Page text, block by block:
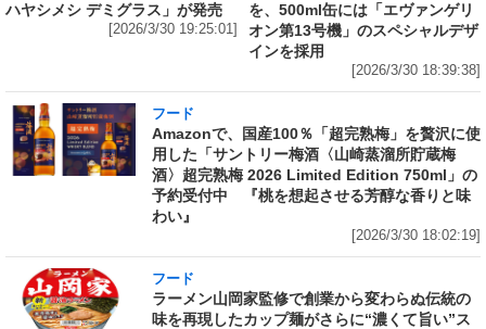
ハヤシメシ デミグラス」が発売
[2026/3/30 19:25:01]
を、500ml缶には「エヴァンゲリ
オン第13号機」のスペシャルデザ
インを採用
[2026/3/30 18:39:38]
フード
Amazonで、国産100％「超完熟梅」を贅沢に使
用した「サントリー梅酒〈山崎蒸溜所貯蔵梅
酒〉超完熟梅 2026 Limited Edition 750ml」の
予約受付中 『桃を想起させる芳醇な香りと味
わい』
[2026/3/30 18:02:19]
フード
ラーメン山岡家監修で創業から変わらぬ伝統の
味を再現したカップ麺がさらに“濃くて旨い”ス